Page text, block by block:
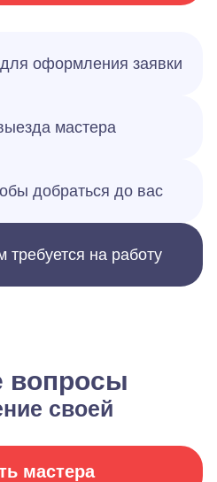
для оформления заявки
мастера
добраться до вас
требуется на работу
вопросы
своей
мастера